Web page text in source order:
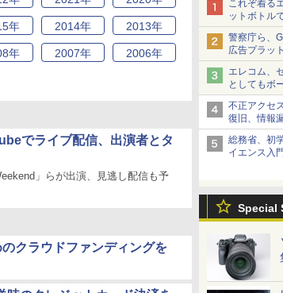
これぞ着る
ットボトル
ードバイク
ど！その14
警察庁ら、
広告プラッ
広告」対策
使った投資
エレコム、
としてもボ
スツーウェ
えずに書き
不正アクセ
復旧、情報
総務省、初
イエンス入
Special
年 2014年 2013年
年 2007年 2006年
でライブ配信、出演者とタ
」らが出演、見逃し配信も予
クラウドファンディングを